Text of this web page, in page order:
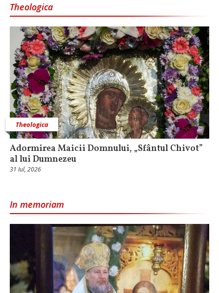
Theologica
Theologica
Adormirea Maicii Domnului, „Sfântul Chivot”
al lui Dumnezeu
31 Iul, 2026
In memoriam